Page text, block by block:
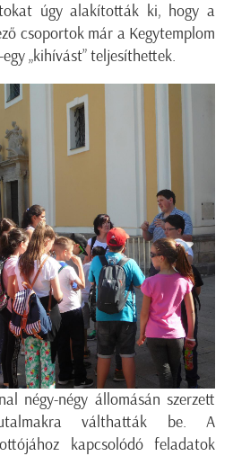
úgy alakították ki, hogy a
csoportok már a Kegytemplom
„kihívást” teljesíthettek.
négy-négy állomásán szerzett
válthatták be. A
kapcsolódó feladatok